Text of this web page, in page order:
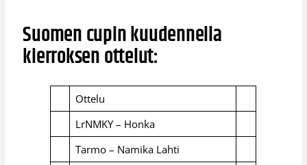
Suomen cupin kuudennella
kierroksen ottelut:
Ottelu
LrNMKY – Honka
Tarmo – Namika Lahti